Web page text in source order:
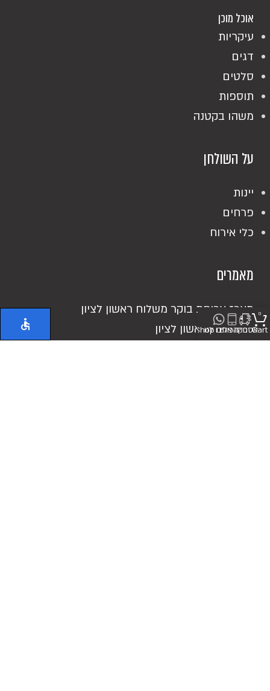
מאמרים
מארז ארוחת בוקר משלוח ראשון לציון
אוכל מוכן ראשון לציון
על השולחן
יינות
פרחים
כלי אירוח
אוכל מוכן
עיקריות
דגים
סלטים
תוספות
משהו בקטנה
0
Cartאספקה
חייגו אלינו
כיתבו לנוShop